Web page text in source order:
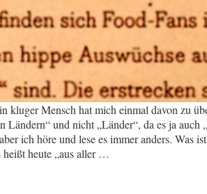
kluger Mensch hat mich einmal davon zu
Ländern“ und nicht „Länder“, da es ja auch
ich höre und lese es immer anders. Was
heute „aus aller …